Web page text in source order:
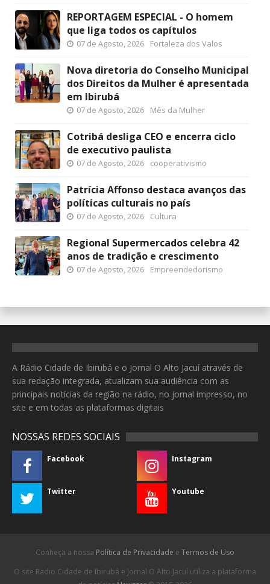
REPORTAGEM ESPECIAL - O homem
que liga todos os capítulos
07 de Agosto, 2026 Fortaleza dos Valos
Nova diretoria do Conselho Municipal
dos Direitos da Mulher é apresentada
em Ibirubá
07 de Agosto, 2026 Mês da Mulher
Cotribá desliga CEO e encerra ciclo
de executivo paulista
07 de Agosto, 2026 cooperativismo
Patrícia Affonso destaca avanços das
políticas culturais no país
07 de Agosto, 2026 Cultura
Regional Supermercados celebra 42
anos de tradição e crescimento
07 de Agosto, 2026 Empreendedorismo
A Rádio Cidade de Ibirubá e o Jornal O Alto Jacuí através de
sua redação integrada, atualizam sua audiência com as
principais notícias da região na rádio, no jornal impresso, no
site e em todas as plataformas digitais
NOSSAS REDES SOCIAIS
Facebook Instagram
Twitter Youtube
Conheça a nossa Política de Privacidade e Termos de Uso
O site Radio Cidade de Ibirubá e Jornal O Alto Jacuí utiliza a plataforma